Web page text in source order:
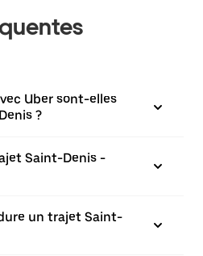
Uber sont-elles
?
Saint-Denis -
un trajet Saint-